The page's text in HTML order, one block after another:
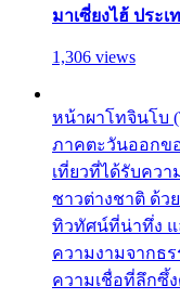
มาเซี่ยงไฮ้ ประเ
1,306 views
หน้าผาโทจินโบ
ภาคตะวันออกข
เที่ยวที่ได้รับคว
ชาวต่างชาติ ด้ว
ทิวทัศน์ที่น่าทึ่ง แ
ความงามจากธ
ความเชื่อที่ลึกซึ้ง